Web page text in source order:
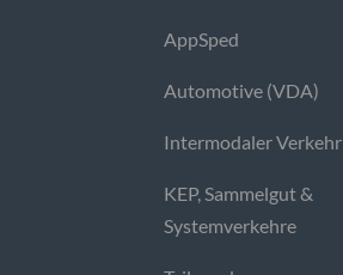
AppSped
Automotive (VDA)
Intermodaler Verkehr
KEP, Sammelgut &
Systemverkehre